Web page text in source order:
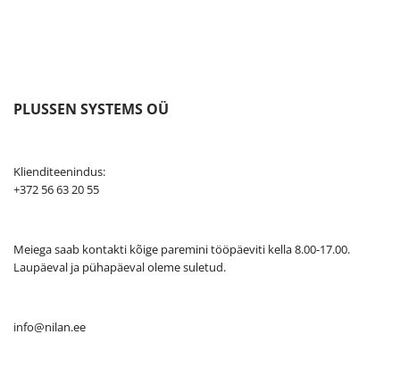
PLUSSEN SYSTEMS OÜ
Klienditeenindus:
+372 56 63 20 55
Meiega saab kontakti kõige paremini tööpäeviti kella 8.00-17.00.
Laupäeval ja pühapäeval oleme suletud.
info@nilan.ee